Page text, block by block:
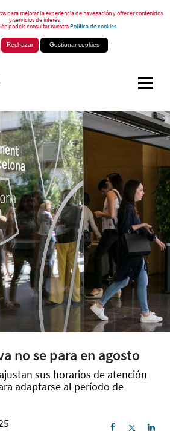
para mejorar la experiencia de navegación y ofrecer contenidos
y servicios de interés.
podéis consultar nuestraPolítica de cookies
Rechazar Gestionar cookies
no se para en agosto
sus horarios de atención
adaptarse al período de